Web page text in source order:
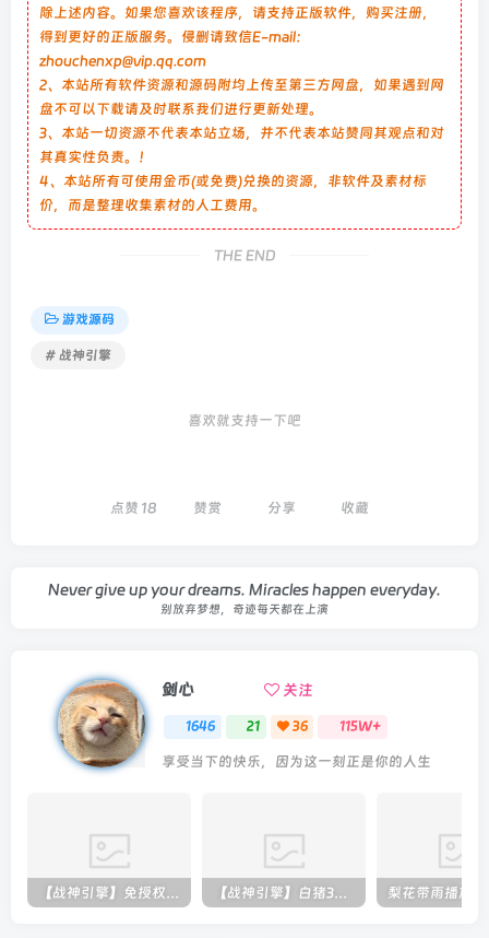
除上述内容。如果您喜欢该程序，请支持正版软件，购买注册，
得到更好的正版服务。侵删请致信E-mail：
zhouchenxp@vip.qq.com
2、本站所有软件资源和源码附均上传至第三方网盘，如果遇到网
盘不可以下载请及时联系我们进行更新处理。
3、本站一切资源不代表本站立场，并不代表本站赞同其观点和对
其真实性负责。！
4、本站所有可使用金币(或免费)兑换的资源，非软件及素材标
价，而是整理收集素材的人工费用。
THE END
游戏源码
# 战神引擎
喜欢就支持一下吧
点赞 18 赞赏 分享 收藏
Never give up your dreams. Miracles happen everyday.
别放弃梦想，奇迹每天都在上演
剑心 关注
1646 21 36 115W+
享受当下的快乐，因为这一刻正是你的人生
【战神引擎】免授权-原生 [全屏自动拾取] 插件 + 配置教程（更新修复版，具体自测） 【战神引擎】白猪3-流浪战神3神技8大陆全屏拾取版特色服务端+生肖+转生+秘境+神魔+双端+教程(更新眼神拾取)